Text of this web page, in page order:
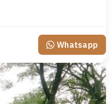
Whatsapp